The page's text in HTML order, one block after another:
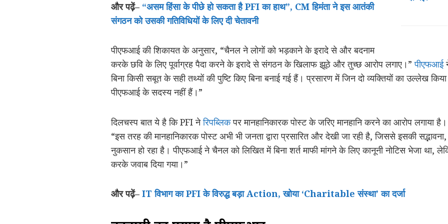
और पढ़ें– “असम हिंसा के पीछे हो सकता हैPFIका हाथ”, CMहिमंता ने इस आतंकी
संगठन को उसकी गतिविधियों के लिए दी चेतावनी
पीएफआई की शिकायत के अनुसार, “चैनल ने लोगों को भड़काने के इरादे से और बदनाम
करके छवि के लिए पूर्वाग्रह पैदा करने के इरादे से संगठन के खिलाफ झूठे और तुच्छ आरोप लगाए।”पीएफआई
बिना किसी सबूत के सही तथ्यों की पुष्टि किए बिना बनाई गई हैं। प्रसारण में जिन दो व्यक्तियों का उल्लेख
पीएफआई के सदस्य नहीं हैं।”
दिलचस्प बात ये है कि PFI नेरिपब्लिकपर मानहानिकारक पोस्ट के जरिए मानहानि करने का आरोप लगाया
“इस तरह की मानहानिकारक पोस्ट अभी भी जनता द्वारा प्रसारित और देखी जा रही है, जिससे इसकी
नुकसान हो रहा है। पीएफआई ने चैनल को लिखित में बिना शर्त माफी मांगने के लिए कानूनी नोटिस भेजा था,
करके जवाब दिया गया।”
और पढ़ें– ITविभाग काPFIके विरुद्ध बड़ाAction,खोया‘Charitableसंस्था’का दर्जा